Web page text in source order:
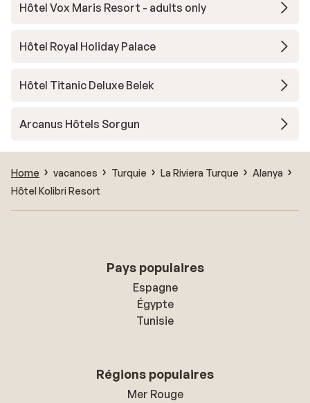
Hôtel Vox Maris Resort - adults only
Hôtel Royal Holiday Palace
Hôtel Titanic Deluxe Belek
Arcanus Hôtels Sorgun
Home vacances Turquie La Riviera Turque
Alanya
Hôtel Kolibri Resort
Pays populaires
Espagne
Égypte
Tunisie
Régions populaires
Mer Rouge